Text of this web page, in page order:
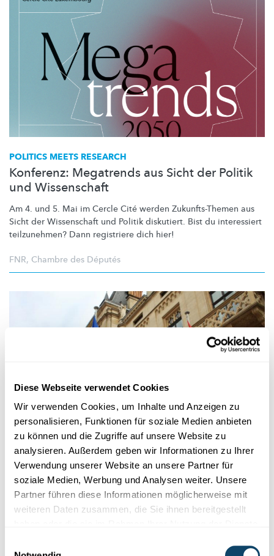
Diese Webseite verwendet Cookies
Wir verwenden Cookies, um Inhalte und Anzeigen zu
personalisieren, Funktionen für soziale Medien anbieten
zu können und die Zugriffe auf unsere Website zu
analysieren. Außerdem geben wir Informationen zu Ihrer
Verwendung unserer Website an unsere Partner für
soziale Medien, Werbung und Analysen weiter. Unsere
Partner führen diese Informationen möglicherweise mit
weiteren Daten zusammen, die Sie ihnen bereitgestellt
POLITICS MEETS RESEARCH
Konferenz: Megatrends aus Sicht der Politik
und Wissenschaft
Am 4. und 5. Mai im Cercle Cité werden Zukunfts-Themen aus
Sicht der Wissenschaft und Politik diskutiert. Bist du interessiert
teilzunehmen? Dann registriere dich hier!
FNR, Chambre des Députés
EVIDENCE BASED POLICY MAKING
Luxemburgs Parlament schafft
wissenschaftlichen Dienst für Abgeordnete
Abgeordnete müssen oftmals über hochkomplexe Themen